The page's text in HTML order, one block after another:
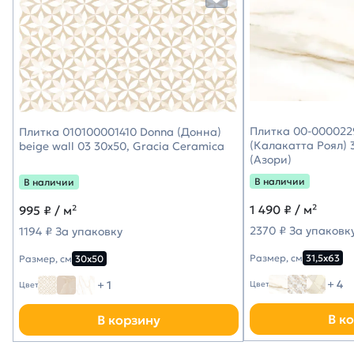
Плитка 010100001410 Donna (Донна)
beige wall 03 30х50, Gracia Ceramica
В наличии
995 ₽ / м²
1194 ₽ За упаковку
Размер, см 30х50
Цвет + 1
В корзину
Плитка 00-
(Калакатта Роял)
(Азори)
В наличии
1 490 ₽ / м²
2370 ₽ За
Размер, см 31,5х63
Цвет + 4
В